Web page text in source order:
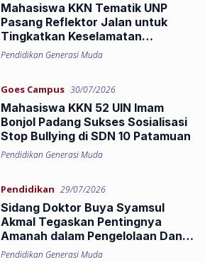
Mahasiswa KKN Tematik UNP
Pasang Reflektor Jalan untuk
Tingkatkan Keselamatan
Pengendara di Kelurahan
Pendidikan Generasi Muda
Goes Campus 30/07/2026
Mahasiswa KKN 52 UIN Imam
Bonjol Padang Sukses Sosialisasi
Stop Bullying di SDN 10 Patamuan
Pendidikan Generasi Muda
Pendidikan 29/07/2026
Sidang Doktor Buya Syamsul
Akmal Tegaskan Pentingnya
Amanah dalam Pengelolaan Dana
Umat
Pendidikan Generasi Muda